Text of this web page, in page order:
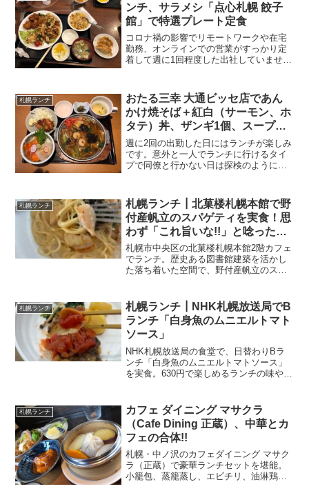
ンチ、サラメシ「点心札幌 餃子
館」で特選プレート定食
コロナ禍の影響でリモートワークや在宅
勤務、オンラインでの営業がすっかり定
着して週に1回程度した出社していませ
な中今日は会社の人とお昼ご飯を食べて
きました。掲載されている...
札幌ランチ
おたる三幸 大通ビッセ店であん
かけ焼そば＋紅白（サーモン、ホ
タテ）丼、ザンギ1個、スープの
セットで1,518円
週に2回の出勤した日にはランチが楽しみ
です。意外と一人でランチに行けるタイ
プで同僚と行かない日は探検のようにブ
の営業とか得意だったので新規は苦にな
りません。（ちょっと意...
札幌ランチ
札幌ランチ┃北菓楼札幌本館で野
付産帆立のスパゲティを実食！思
わず「これ旨いな!!」と唸った絶
品パスタ
札幌市中央区の北菓楼札幌本館2階カフェ
でランチ。歴史ある図書館建築を活かし
た落ち着いた空間で、野付産帆立のスパ
絶品だった感想を紹介します。
札幌ランチ
札幌ランチ┃NHK札幌放送局でB
ランチ「白身魚のムニエルトマト
ソース」
NHK札幌放送局の食堂で、日替わりBラ
ンチ「白身魚のムニエルトマトソース」
を実食。630円で楽しめるランチの味や店
札幌ランチ
カフェ ダイニング マサクラ
（Cafe Dining 正蔵）、中華とカ
フェの合体!!
札幌・中ノ沢のカフェダイニング マサク
ラ（正蔵）で豪華ランチセットを堪能。
小籠包、蒸籠蒸し、エビチリ、油淋鶏、